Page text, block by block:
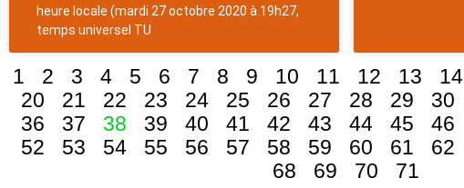
heure locale (mardi 27 octobre 2020 à 19h27,
temps universel TU
1 2 3 4 5 6 7 8 9 10 11 12 13 14
20
21 22 23 24 25 26 27 28 29 30
36
37 38 39 40 41 42 43 44 45 46
52
53 54 55 56 57 58 59 60 61 62
68
69 70 71